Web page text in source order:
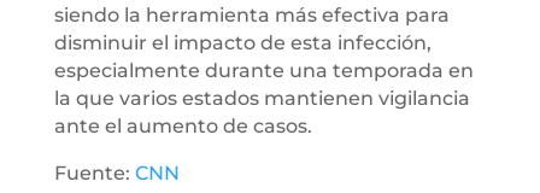
siendo la herramienta más efectiva para
disminuir el impacto de esta infección,
especialmente durante una temporada en
la que varios estados mantienen vigilancia
ante el aumento de casos.
Fuente: CNN